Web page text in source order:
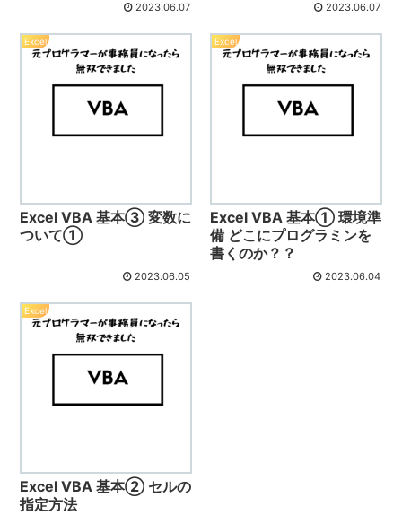
2023.06.07 2023.06.07
Excel
Excel VBA 基本③ 変数に
ついて①
2023.06.05
Excel
Excel VBA 基本① 環境準
備 どこにプログラミンを
書くのか？？
2023.06.04
Excel
Excel VBA 基本② セルの
指定方法